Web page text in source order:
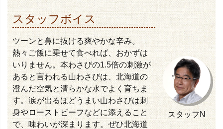
スタッフボイス
ツーンと鼻に抜ける爽やかな辛み。
熱々ご飯に乗せて食べれば、おかずは
いりません。本わさびの1.5倍の刺激が
あると言われる山わさびは、北海道の
澄んだ空気と清らかな水でよく育ちま
す。涙が出るほどうまい山わさびは刺
身やローストビーフなどに添えること
で、味わいが深まります。ぜひ北海道
スタッフN